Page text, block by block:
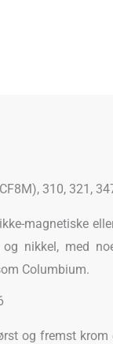
310, 321,
magnetiske
nikkel, med
Columbium.
og fremst